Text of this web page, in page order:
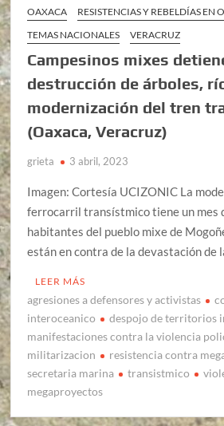
OAXACA
RESISTENCIAS Y REBELDÍAS EN
TEMAS NACIONALES
VERACRUZ
Campesinos mixes
destrucción de árboles,
modernización del tren
(Oaxaca, Veracruz)
grieta 3 abril, 2023
Imagen: Cortesía UCIZONIC La
ferrocarril transístmico tiene un mes
habitantes del pueblo mixe de
están en contra de la devastación de
LEER MÁS
agresiones a defensores y activistas
interoceanico
despojo de territorios
manifestaciones contra la violencia
militarizacion
resistencia contra
secretaria marina
transistmico
megaproyectos